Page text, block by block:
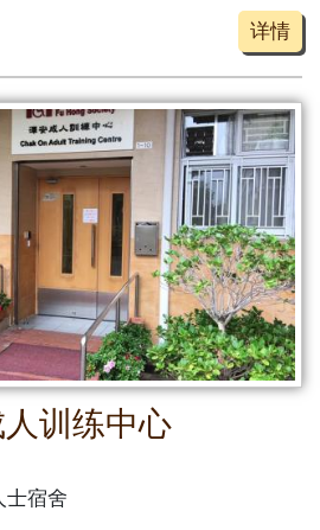
详情
训练中心
士宿舍